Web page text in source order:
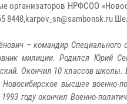
организаторов НРФСОО
8448,karpov_sn@sambonsk.ru
– командир Специального
милиции. Родился Юрий
Окончил 10 классов
Новосибирское высшее военно-
году окончил Военно-